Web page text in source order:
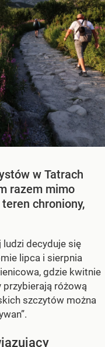
w Tatrach
razem mimo
chroniony,
decyduje się
lipca i sierpnia
gdzie kwitnie
różową
szczytów można
.